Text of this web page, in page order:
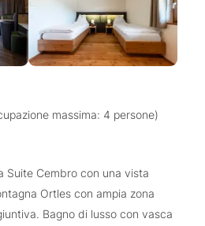
massima: 4 persone)
Suite Cembro con una vista
Ortles con ampia zona
Bagno di lusso con vasca